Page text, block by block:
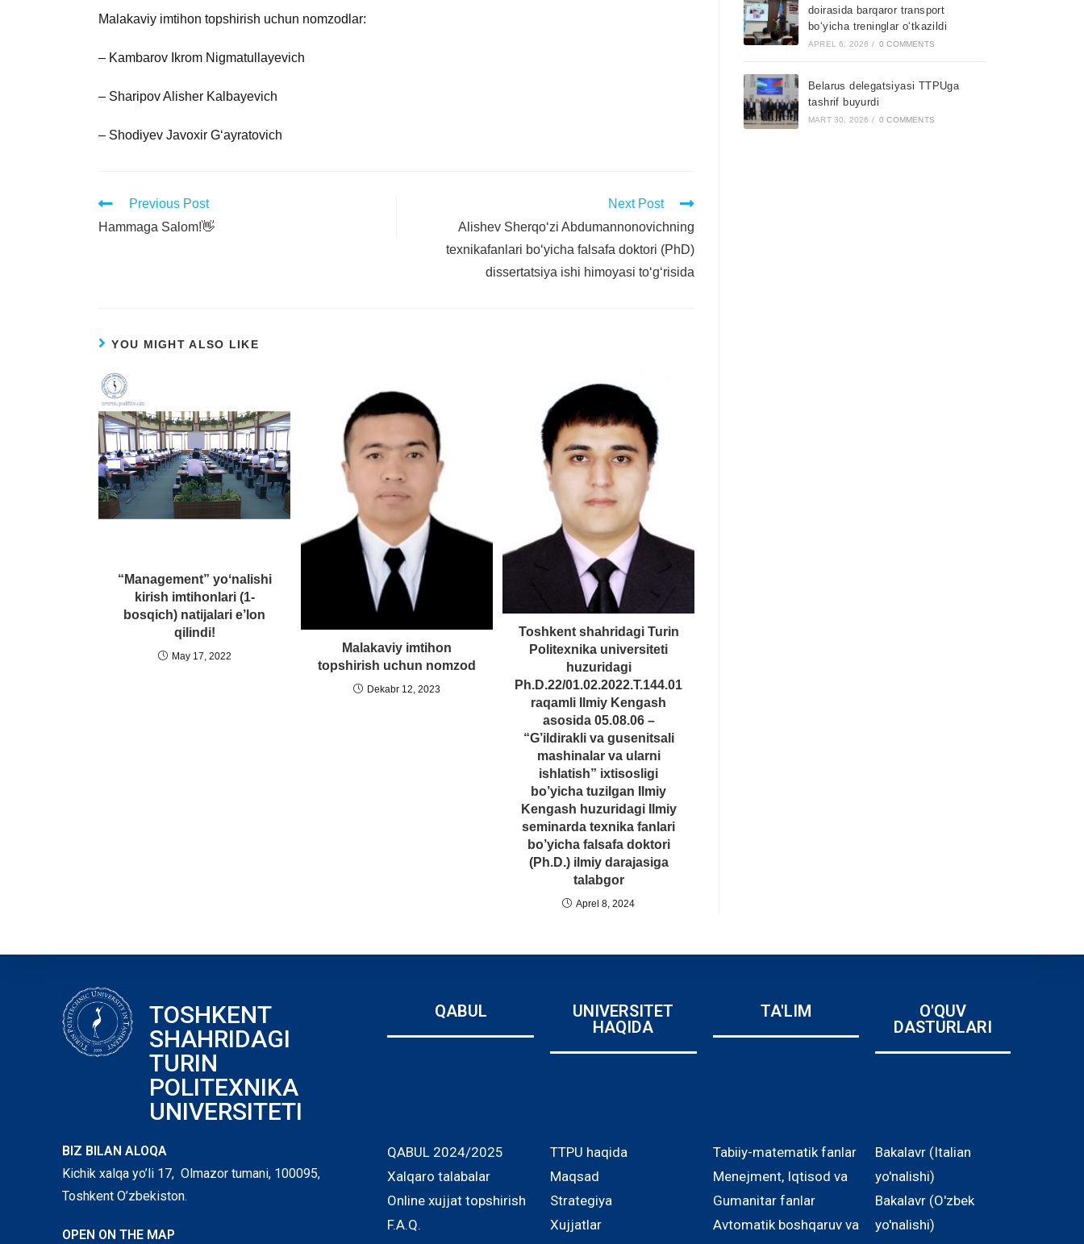
Malakaviy imtihon topshirish uchun nomzodlar:
– Kambarov Ikrom Nigmatullayevich
– Sharipov Alisher Kalbayevich
– Shodiyev Javoxir G‘ayratovich
Previous Post
Hammaga Salom!👋
Next Post
Alishev Sherqо‘zi Abdumannonovichning
texnikafanlari bо‘yicha falsafa doktori (PhD)
dissertatsiya ishi himoyasi tо‘g‘risida
YOU MIGHT ALSO LIKE
“Management” yoʻnalishi
kirish imtihonlari (1-
bosqich) natijalari e’lon
qilindi!
May 17, 2022
Malakaviy imtihon
topshirish uchun nomzod
Dekabr 12, 2023
Toshkent shahridagi Turin
Politexnika universiteti
huzuridagi
Ph.D.22/01.02.2022.T.144.01
raqamli Ilmiy Kengash
asosida 05.08.06 –
“G’ildirakli va gusenitsali
mashinalar va ularni
ishlatish” ixtisosligi
bo’yicha tuzilgan Ilmiy
Kengash huzuridagi Ilmiy
seminarda texnika fanlari
bo’yicha falsafa doktori
(Ph.D.) ilmiy darajasiga
talabgor
Aprel 8, 2024
doirasida barqaror transport
bo‘yicha treninglar o‘tkazildi
APREL 6, 2026 / 0 COMMENTS
Belarus delegatsiyasi TTPUga
tashrif buyurdi
MART 30, 2026 / 0 COMMENTS
TOSHKENT
SHAHRIDAGI
TURIN
POLITEXNIKA
UNIVERSITETI
QABUL
UNIVERSITET
HAQIDA
TA'LIM
O'QUV
DASTURLARI
BIZ BILAN ALOQA
Kichik xalqa yo’li 17, Olmazor tumani, 100095,
Toshkent O’zbekiston.
OPEN ON THE MAP
QABUL 2024/2025
Xalqaro talabalar
Online xujjat topshirish
F.A.Q.
TTPU haqida
Maqsad
Strategiya
Xujjatlar
Tabiiy-matematik fanlar
Menejment, Iqtisod va
Gumanitar fanlar
Avtomatik boshqaruv va
Bakalavr (Italian
yo'nalishi)
Bakalavr (O'zbek
yo'nalishi)